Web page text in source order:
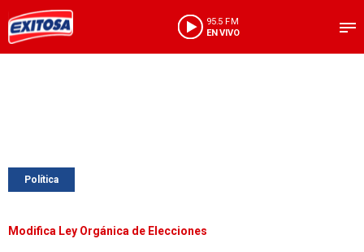
95.5 FM
EN VIVO
Política
Modifica Ley Orgánica de Elecciones